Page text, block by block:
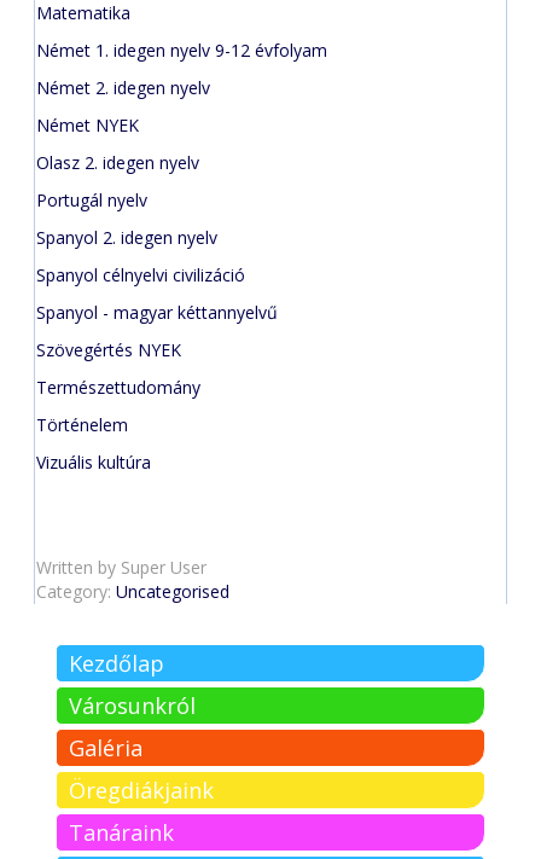
Matematika
Német 1. idegen nyelv 9-12 évfolyam
Német 2. idegen nyelv
Német NYEK
Olasz 2. idegen nyelv
Portugál nyelv
Spanyol 2. idegen nyelv
Spanyol célnyelvi civilizáció
Spanyol - magyar kéttannyelvű
Szövegértés NYEK
Természettudomány
Történelem
Vizuális kultúra
Written by Super User
Category:Uncategorised
Kezdőlap
Városunkról
Galéria
Öregdiákjaink
Tanáraink